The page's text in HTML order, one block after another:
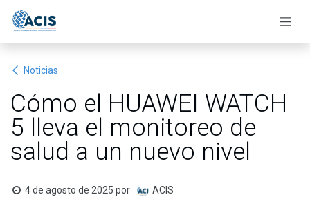
Noticias
Cómo el HUAWEI WATCH
5 lleva el monitoreo de
salud a un nuevo nivel
4 de agosto de 2025 por ACIS